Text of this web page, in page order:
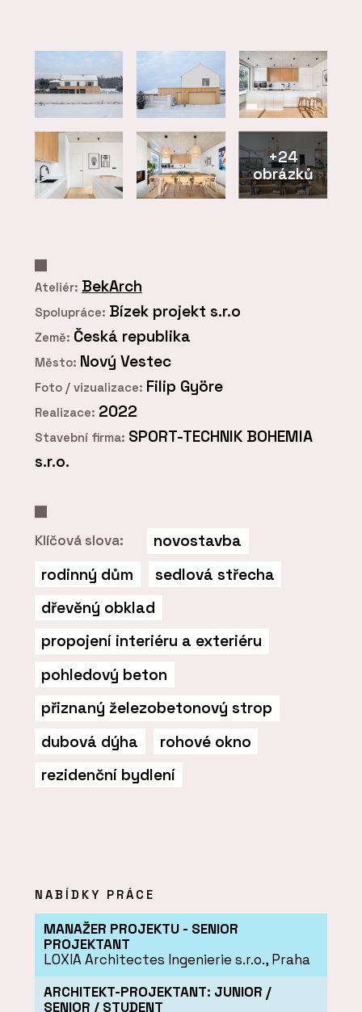
+24
obrázků
Ateliér: BekArch
Spolupráce: Bízek projekt s.r.o
Země: Česká republika
Město: Nový Vestec
Foto / vizualizace: Filip Györe
Realizace: 2022
Stavební firma: SPORT-TECHNIK BOHEMIA
s.r.o.
Klíčová slova:
novostavba
rodinný dům
sedlová střecha
dřevěný obklad
propojení interiéru a exteriéru
pohledový beton
přiznaný železobetonový strop
dubová dýha
rohové okno
rezidenční bydlení
NABÍDKY PRÁCE
MANAŽER PROJEKTU - SENIOR
PROJEKTANT
LOXIA Architectes Ingenierie s.r.o., Praha
ARCHITEKT-PROJEKTANT: JUNIOR /
SENIOR / STUDENT